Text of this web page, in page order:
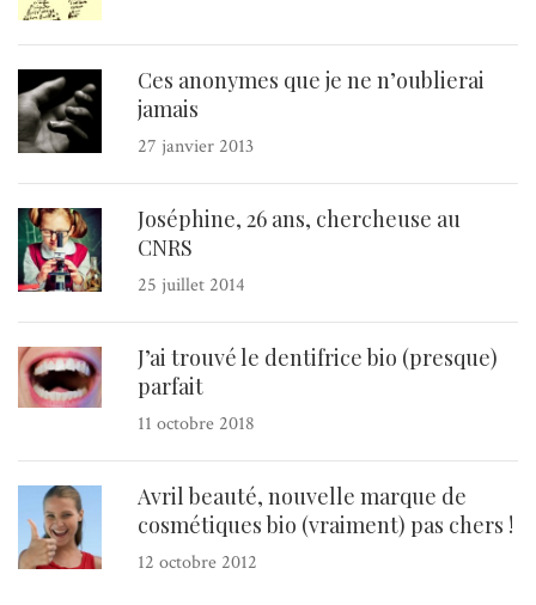
Ces anonymes que je ne n’oublierai
jamais
27 janvier 2013
Joséphine, 26 ans, chercheuse au
CNRS
25 juillet 2014
J’ai trouvé le dentifrice bio (presque)
parfait
11 octobre 2018
Avril beauté, nouvelle marque de
cosmétiques bio (vraiment) pas chers !
12 octobre 2012